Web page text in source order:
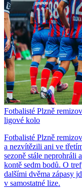
Fotbalisté Plzně
ligové kolo
Fotbalisté Plzně
a nezvítězili ani ve
sezoně stále neprohráli
kontě sedm bodů. O
dalšími dvěma zápasy
v samostatné lize.